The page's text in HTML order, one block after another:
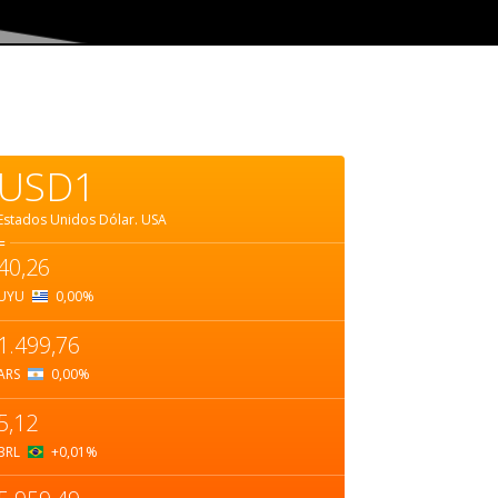
USD1
Unidos Dólar. USA
0,00%
1.499,76
0,00%
+0,01 %